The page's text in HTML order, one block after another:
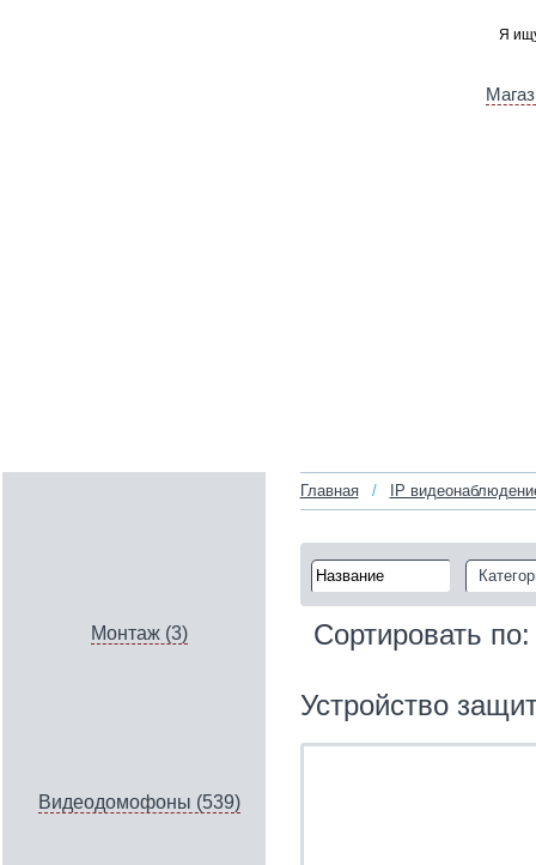
Монтаж (3)
Видеодомофоны (539)
Главная / IP
Сортировать
Устройство